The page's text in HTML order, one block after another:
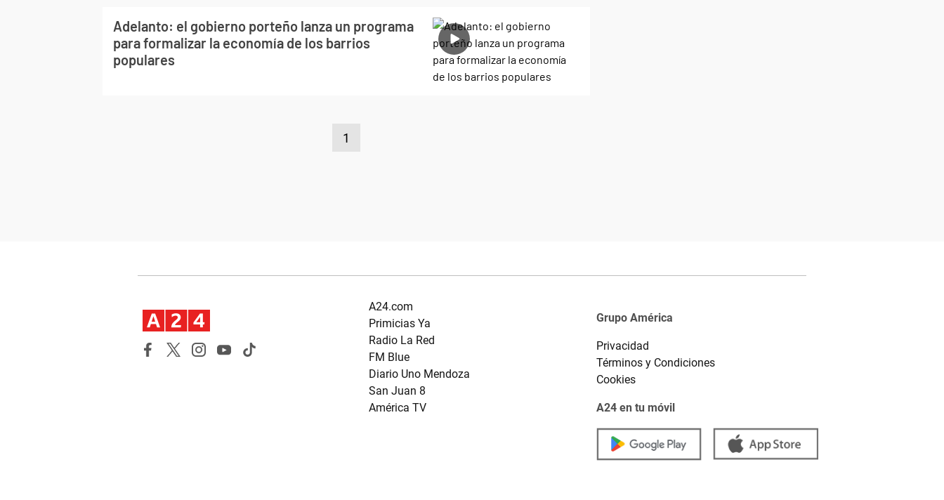
Adelanto: el gobierno porteño lanza un programa
para formalizar la economía de los barrios
populares
1
A24.com
Primicias Ya
Radio La Red
FM Blue
Diario Uno Mendoza
San Juan 8
América TV
Grupo América
Privacidad
Términos y Condiciones
Cookies
A24 en tu móvil